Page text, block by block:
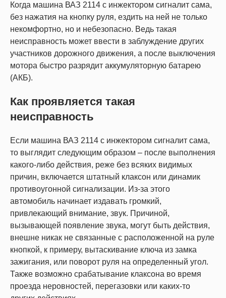
Когда машина ВАЗ 2114 с инжектором сигналит сама,
без нажатия на кнопку руля, ездить на ней не только
некомфортно, но и небезопасно. Ведь такая
неисправность может ввести в заблуждение других
участников дорожного движения, а после выключения
мотора быстро разрядит аккумуляторную батарею
(АКБ).
Как проявляется такая
неисправность
Если машина ВАЗ 2114 с инжектором сигналит сама,
то выглядит следующим образом – после выполнения
какого-либо действия, реже без всяких видимых
причин, включается штатный клаксон или динамик
противоугонной сигнализации. Из-за этого
автомобиль начинает издавать громкий,
привлекающий внимание, звук. Причиной,
вызывающей появление звука, могут быть действия,
внешне никак не связанные с расположенной на руле
кнопкой, к примеру, вытаскивание ключа из замка
зажигания, или поворот руля на определенный угол.
Также возможно срабатывание клаксона во время
проезда неровностей, перегазовки или каких-то